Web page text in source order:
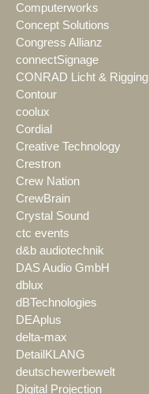
Computerworks
Concept Solutions
Congress Allianz
connectSignage
CONRAD Licht & Rigging
Contour
coolux
Cordial
Creative Technology
Crestron
Crew Nation
CrewBrain
Crystal Sound
ctc events
d&b audiotechnik
DAS Audio GmbH
dblux
dBTechnologies
DEAplus
delta-max
DetailKLANG
deutschewerbewelt
Digital Projection